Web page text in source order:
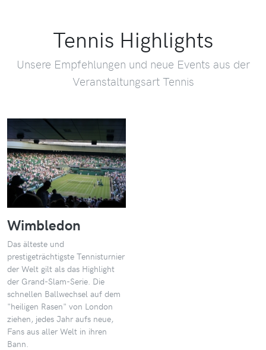
Tennis Highlights
Unsere Empfehlungen und neue Events aus der
Veranstaltungsart Tennis
Wimbledon
Das älteste und
prestigeträchtigste Tennisturnier
der Welt gilt als das Highlight
der Grand-Slam-Serie. Die
schnellen Ballwechsel auf dem
"heiligen Rasen" von London
ziehen, jedes Jahr aufs neue,
Fans aus aller Welt in ihren
Bann.